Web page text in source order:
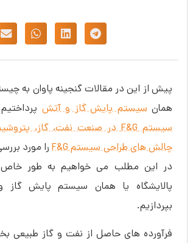
پیش از این در مقالات گنجینه پاوان به
همان سیستم پایش گاز و آتش
سیستم F&G در صنعت نفت، گاز، پتروشیمی و پالایشگاه
چالش های طراحی سیستم F&G
را مورد
پالایشگاه یا همان سیستم پایش گاز
بپردازیم.
فرآورده های حاصل از نفت و گاز طبیعی